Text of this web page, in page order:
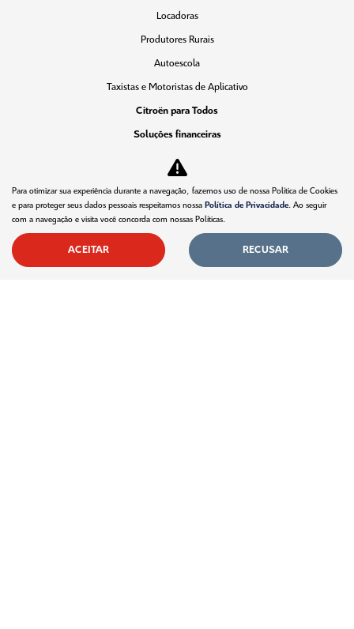
Locadoras
Produtores Rurais
Autoescola
Taxistas e Motoristas de Aplicativo
Citroën para Todos
Soluções financeiras
Seguros
Simulador de Financiamento
Citroën Citizen
Para otimizar sua experiência durante a navegação, fazemos uso de nossa Política de Cookies
e para proteger seus dados pessoais respeitamos nossa Política de Privacidade. Ao seguir
com a navegação e visita você concorda com nossas Políticas.
ACEITAR RECUSAR